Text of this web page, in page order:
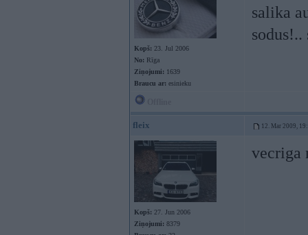
Kopš: 23. Jul 2006
No: Rīga
Ziņojumi: 1639
Braucu ar: esinieku
salika
fleix 12. Mar 2009,
Kopš: 27. Jun 2006
Ziņojumi: 8379
vecriga